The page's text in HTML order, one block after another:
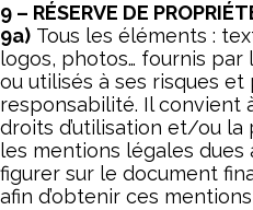
9 – RÉSERVE DE
9a) Tous les éléments :
logos, photos… fournis
ou utilisés à ses risques
responsabilité. Il convient
droits d’utilisation et/ou
les mentions légales
figurer sur le document
afin d’obtenir ces